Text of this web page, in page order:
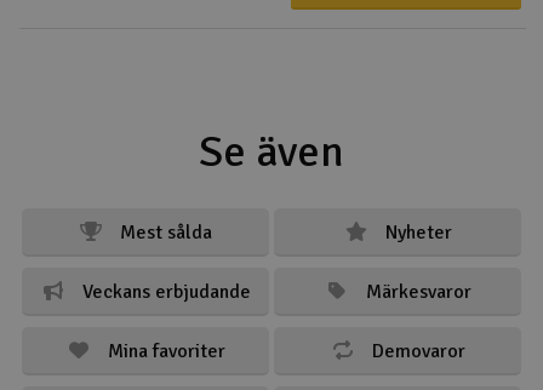
Se även
Mest sålda Nyheter
Veckans erbjudande Märkesvaror
Mina favoriter Demovaror